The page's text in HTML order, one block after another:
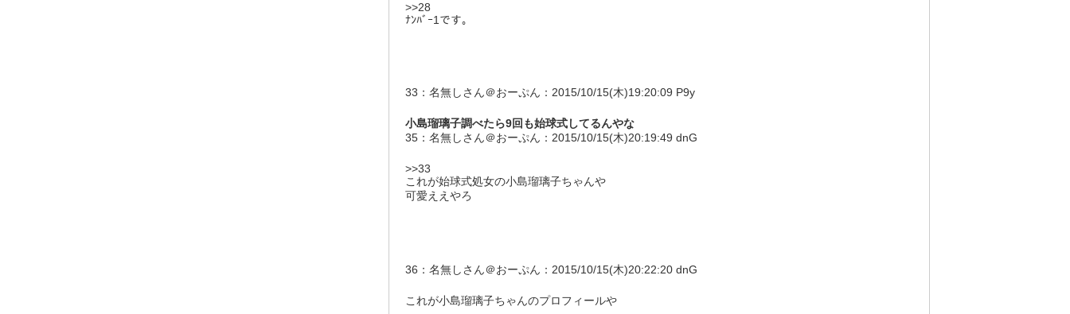
>>28
ﾅﾝﾊﾞｰ1です。
33：名無しさん＠おーぷん：2015/10/15(木)19:20:09 P9y
小島瑠璃子調べたら9回も始球式してるんやな
35：名無しさん＠おーぷん：2015/10/15(木)20:19:49 dnG
>>33
これが始球式処女の小島瑠璃子ちゃんや
可愛ええやろ
36：名無しさん＠おーぷん：2015/10/15(木)20:22:20 dnG
これが小島瑠璃子ちゃんのプロフィールや